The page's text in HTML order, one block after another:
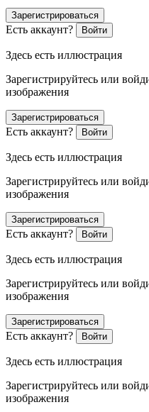
Зарегистрироваться
Есть аккаунт? Войти
Здесь есть иллюстрация
Зарегистрируйтесь или
изображения
Зарегистрироваться
Есть аккаунт? Войти
Здесь есть иллюстрация
Зарегистрируйтесь или
изображения
Зарегистрироваться
Есть аккаунт? Войти
Здесь есть иллюстрация
Зарегистрируйтесь или
изображения
Зарегистрироваться
Есть аккаунт? Войти
Здесь есть иллюстрация
Зарегистрируйтесь или
изображения